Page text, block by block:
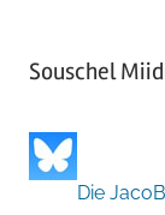
Souschel
Die